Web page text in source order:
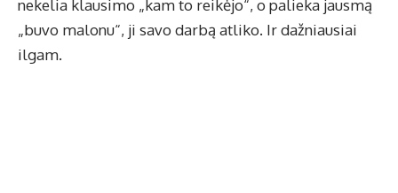
nekelia klausimo „kam to reikėjo“, o palieka jausmą
„buvo malonu“, ji savo darbą atliko. Ir dažniausiai
ilgam.